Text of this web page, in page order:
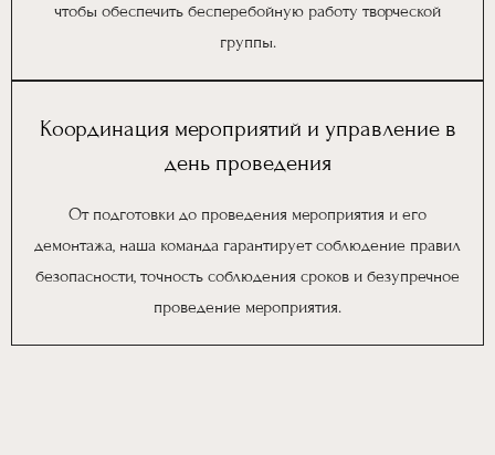
чтобы обеспечить бесперебойную работу творческой
группы.
Координация мероприятий и управление в
день проведения
От подготовки до проведения мероприятия и его
демонтажа, наша команда гарантирует соблюдение правил
безопасности, точность соблюдения сроков и безупречное
проведение мероприятия.